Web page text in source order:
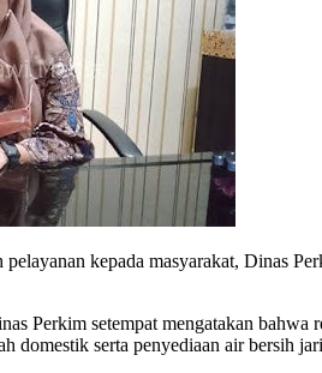
kepada masyarakat, Dinas
Perkim setempat mengatakan
serta penyediaan air bersih